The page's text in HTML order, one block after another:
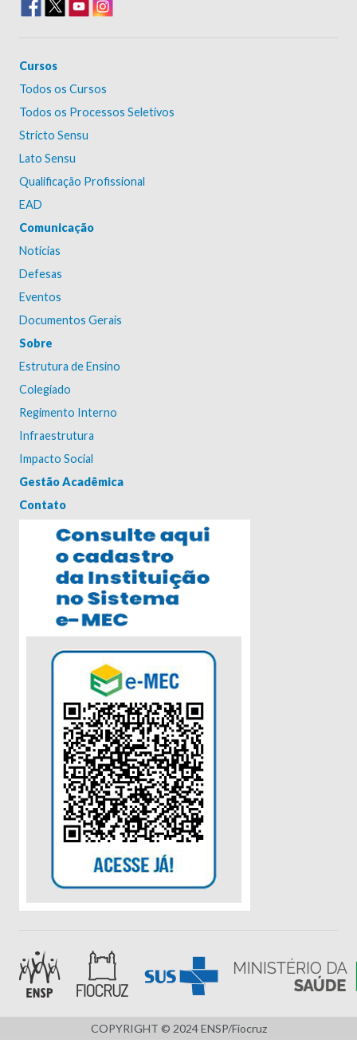
Cursos
Todos os Cursos
Todos os Processos Seletivos
Stricto Sensu
Lato Sensu
Qualificação Profissional
EAD
Comunicação
Notícias
Defesas
Eventos
Documentos Gerais
Sobre
Estrutura de Ensino
Colegiado
Regimento Interno
Infraestrutura
Impacto Social
Gestão Acadêmica
Contato
COPYRIGHT © 2024 ENSP/Fiocruz